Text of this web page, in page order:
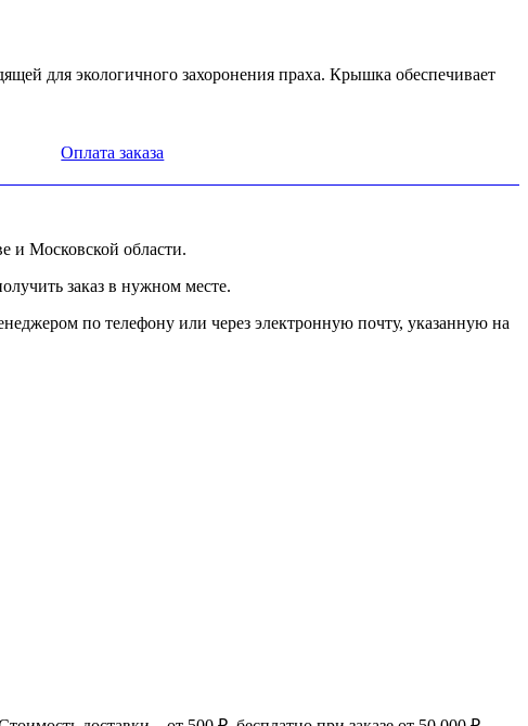
для экологичного захоронения праха. Крышка обеспечивает
Оплата заказа
и Московской области.
заказ в нужном месте.
по телефону или через электронную почту, указанную на